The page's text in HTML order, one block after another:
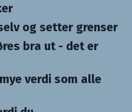
og setter grenser
bra ut - det er
verdi som alle